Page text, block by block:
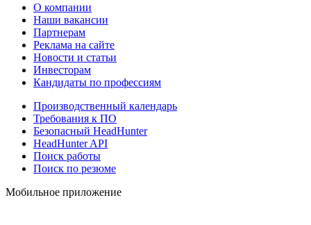
О компании
Наши вакансии
Партнерам
Реклама на сайте
Новости и статьи
Инвесторам
Кандидаты по профессиям
Производственный календарь
Требования к ПО
Безопасный HeadHunter
HeadHunter API
Поиск работы
Поиск по резюме
Мобильное приложение